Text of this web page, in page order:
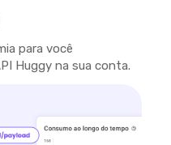
para você
Huggy na sua conta.